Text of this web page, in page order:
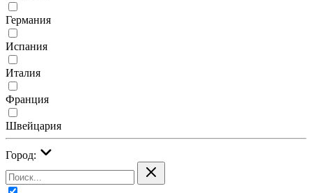
Германия
Испания
Италия
Франция
Швейцария
Город: